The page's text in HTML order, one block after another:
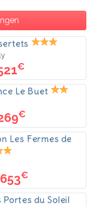
€
Le Buet
€
Les Fermes de
653€
du Soleil